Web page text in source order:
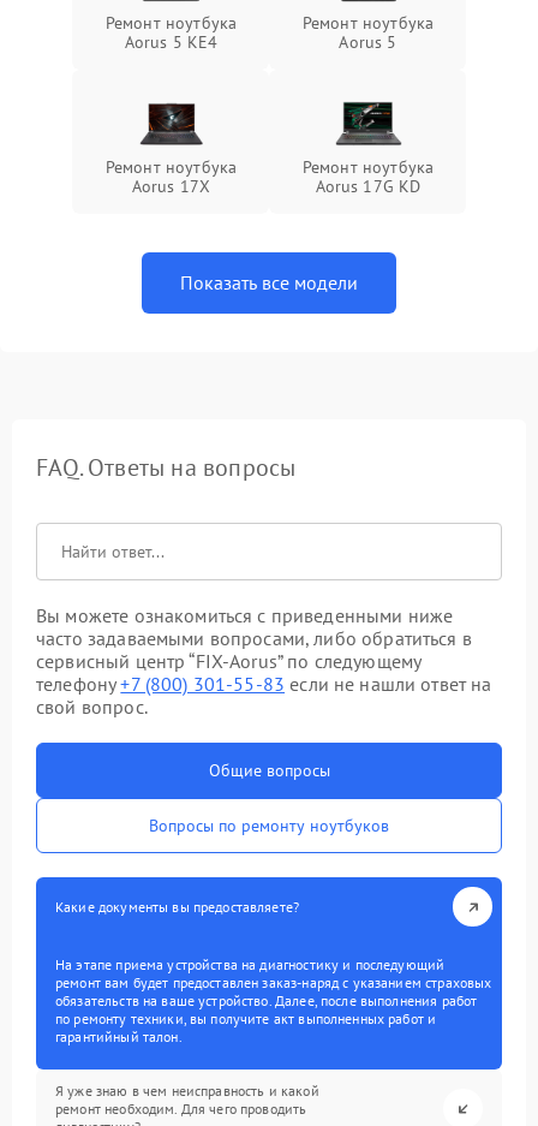
Ремонт ноутбука
Aorus 5 KE4
Ремонт ноутбука
Aorus 5
Ремонт ноутбука
Aorus 17X
Ремонт ноутбука
Aorus 17G KD
Показать все модели
FAQ. Ответы на вопросы
Вы можете ознакомиться с приведенными ниже
часто задаваемыми вопросами, либо обратиться в
сервисный центр “FIX-Aorus” по следующему
телефону+7 (800) 301-55-83 если не нашли ответ на
свой вопрос.
Общие вопросы
Вопросы по ремонту ноутбуков
Какие документы вы предоставляете?
На этапе приема устройства на диагностику и последующий
ремонт вам будет предоставлен заказ-наряд с указанием страховых
обязательств на ваше устройство. Далее, после выполнения работ
по ремонту техники, вы получите акт выполненных работ и
гарантийный талон.
Я уже знаю в чем неисправность и какой
ремонт необходим. Для чего проводить